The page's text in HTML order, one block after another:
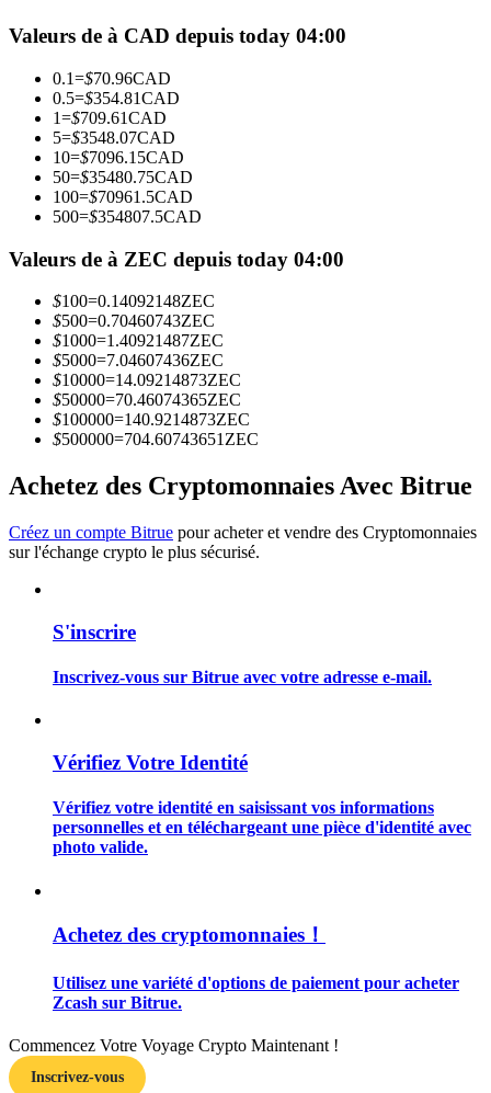
Devenez un trader de copie
trading
Information
commerciales, etc.
Guide
Guide de démarrage des contrats à terme
Apprenez à rester rentable
Valeurs de à CAD depuis today 04:00
0.1=$70.96CAD
0.5=$354.81CAD
1=$709.61CAD
5=$3548.07CAD
10=$7096.15CAD
50=$35480.75CAD
100=$70961.5CAD
500=$354807.5CAD
Valeurs de à ZEC depuis today 04:00
$100=0.14092148ZEC
$500=0.70460743ZEC
$1000=1.40921487ZEC
$5000=7.04607436ZEC
$10000=14.09214873ZEC
$50000=70.46074365ZEC
$100000=140.9214873ZEC
$500000=704.60743651 ZEC
Achetez des Cryptomonnaies Avec Bitrue
Créez un compte Bitrue pour acheter et vendre des Cryptomonnaies
sur l'échange crypto le plus sécurisé.
S'inscrire
Inscrivez-vous sur Bitrue avec votre adresse e-mail.
Vérifiez Votre Identité
Vérifiez votre identité en saisissant vos informations
personnelles et en téléchargeant une pièce d'identité avec
photo valide.
Achetez des cryptomonnaies！
Utilisez une variété d'options de paiement pour acheter
Zcash sur Bitrue.
Commencez Votre Voyage Crypto Maintenant !
Inscrivez-vous